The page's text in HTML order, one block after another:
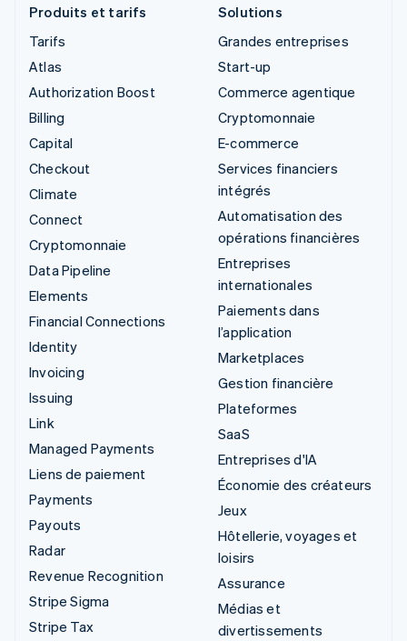
Produits et tarifs
Tarifs
Atlas
Authorization Boost
Billing
Capital
Checkout
Climate
Connect
Cryptomonnaie
Data Pipeline
Elements
Financial Connections
Identity
Invoicing
Issuing
Link
Managed Payments
Liens de paiement
Payments
Payouts
Radar
Revenue Recognition
Stripe Sigma
Stripe Tax
Solutions
Grandes entreprises
Start-up
Commerce agentique
Cryptomonnaie
E-commerce
Services financiers
intégrés
Automatisation des
opérations financières
Entreprises
internationales
Paiements dans
l’application
Marketplaces
Gestion financière
Plateformes
SaaS
Entreprises d'IA
Économie des créateurs
Jeux
Hôtellerie, voyages et
loisirs
Assurance
Médias et
divertissements